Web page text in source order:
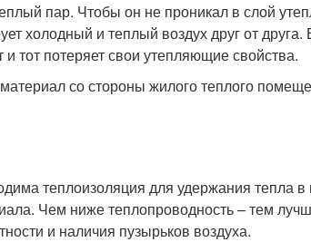
пар. Чтобы он не проникал в слой
холодный и теплый воздух друг от друга.
тот потеряет свои утепляющие свойства.
со стороны жилого теплого
теплоизоляция для удержания тепла
Чем ниже теплопроводность – тем
и наличия пузырьков воздуха.